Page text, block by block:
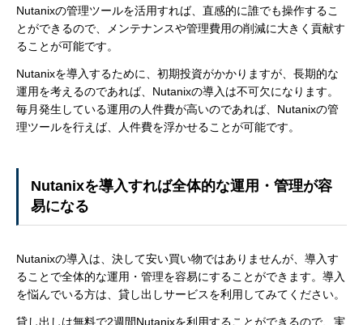
Nutanixの管理ツールを活用すれば、直感的に誰でも操作するこ
とができるので、メンテナンスや管理費用の削減に大きく貢献す
ることが可能です。
Nutanixを導入するために、初期投資がかかりますが、長期的な
運用を考えるのであれば、Nutanixの導入は不可欠になります。
毎月発生している運用の人件費が高いのであれば、Nutanixの管
理ツールを行えば、人件費を浮かせることが可能です。
Nutanixを導入すれば全体的な運用・管理が容
易になる
Nutanixの導入は、決して安い買い物ではありませんが、導入す
ることで全体的な運用・管理を容易にすることができます。導入
を悩んでいる方は、貸し出しサービスを利用してみてください。
貸し出しは無料で2週間Nutanixを利用することができるので、実